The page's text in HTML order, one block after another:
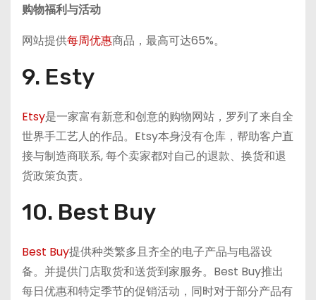
购物福利与活动
网站提供每周优惠商品，最高可达65%。
9. Esty
Etsy是一家富有新意和创意的购物网站，罗列了来自全
世界手工艺人的作品。Etsy本身没有仓库，帮助客户直
接与制造商联系, 每个卖家都对自己的退款、换货和退
货政策负责。
10. Best Buy
Best Buy提供种类繁多且齐全的电子产品与电器设
备。并提供门店取货和送货到家服务。Best Buy推出
每日优惠和特定季节的促销活动，同时对于部分产品有